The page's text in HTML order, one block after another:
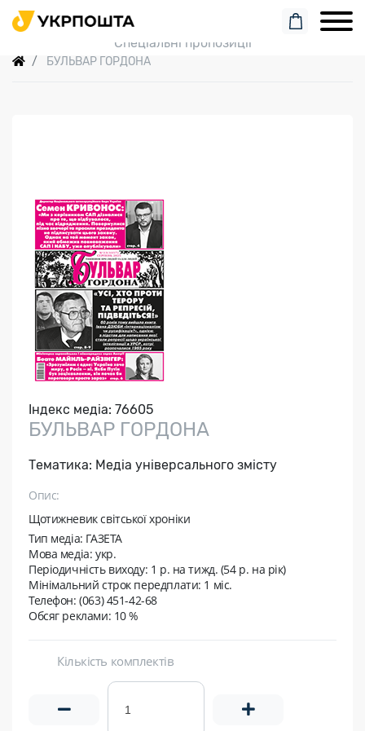
Пошук замовлення
Спеціальні пропозиції
БУЛЬВАР ГОРДОНА
Індекс медіа: 76605
БУЛЬВАР ГОРДОНА
Тематика: Медіа універсального змісту
Опис:
Щотижневик світської хроніки
Тип медіа: ГАЗЕТА
Мова медіа: укр.
Періодичність виходу: 1 р. на тижд. (54 р. на рік)
Мінімальний строк передплати: 1 міс.
Телефон: (063) 451-42-68
Обсяг реклами: 10 %
Кількість комплектів